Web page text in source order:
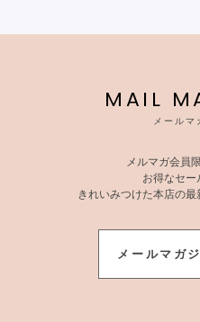
MAIL
メールマ
メルマガ会員
お得なセー
きれいみつけた本店の最
メールマガ